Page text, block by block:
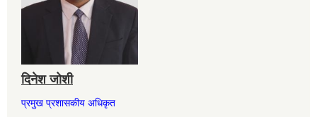
दिनेश जोशी
प्रमुख प्रशासकीय अधिकृत